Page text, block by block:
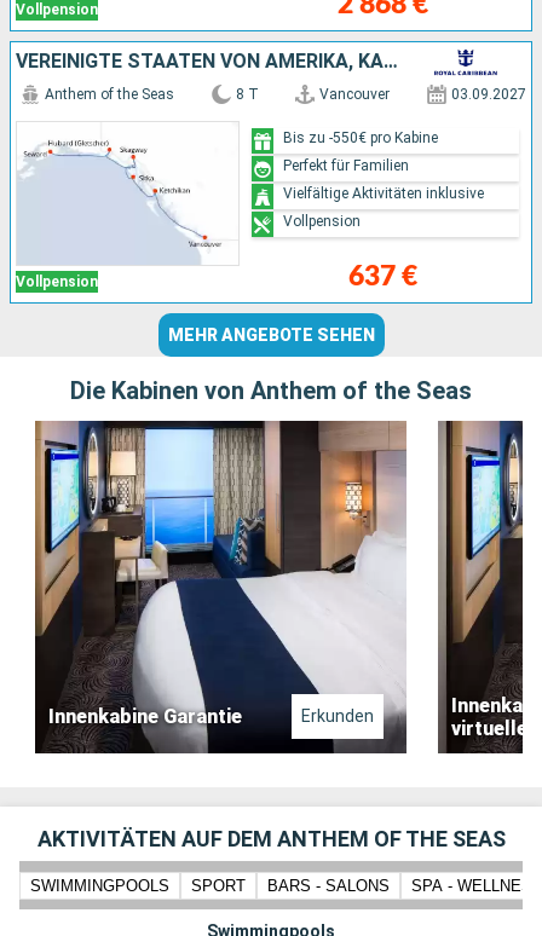
Vollpension
VEREINIGTE STAATEN VON AMERIKA, KANADA
Vollpension
Anthem of the Seas 8 T Vancouver 03.09.2027
637 €
Bis zu -550€ pro Kabine
Perfekt für Familien
Vielfältige Aktivitäten inklusive
Vollpension
MEHR ANGEBOTE SEHEN
Die Kabinen von Anthem of the Seas
Innenkabine Garantie Erkunden
AKTIVITÄTEN AUF DEM ANTHEM OF THE SEAS
SWIMMINGPOOLS SPORT BARS - SALONS SPA - WELLNESS
Swimmingpools